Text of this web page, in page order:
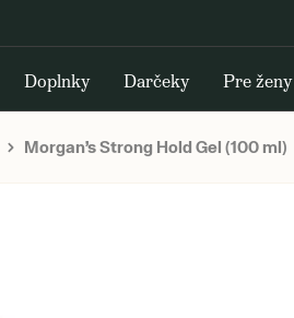
Doplnky Darčeky Pre ženy
Morgan’s Strong Hold Gel (100 ml)